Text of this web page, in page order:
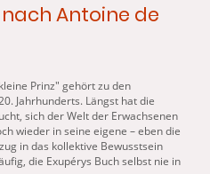
nach Antoine de
kleine Prinz" gehört zu den
Jahrhunderts. Längst hat die
sichderWeltder Erwachsenen
wieder in seine eigene – eben die
in das kollektive Bewusstsein
die Exupérys Buch selbst nie in